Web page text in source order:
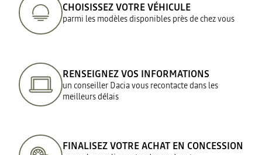
CHOISISSEZ VOTRE VÉHICULE
parmi les modèles disponibles près de chez vous
RENSEIGNEZ VOS INFORMATIONS
un conseiller Dacia vous recontacte dans les
meilleurs délais
FINALISEZ VOTRE ACHAT EN CONCESSION